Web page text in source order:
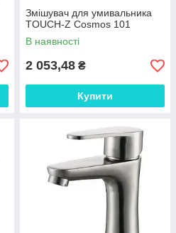
Змішувач для умивальника
TOUCH-Z Cosmos 101
В наявності
2 053,48 ₴
Купити